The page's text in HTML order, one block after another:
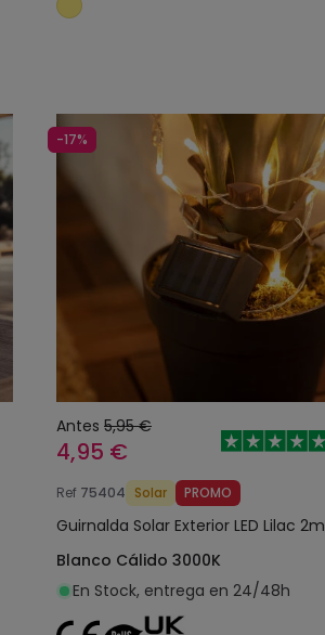
-17%
Antes 5,95 €
4,95 €
Ref 75404 Solar PROMO
Guirnalda Solar Exterior LED Lilac 2m
Blanco Cálido 3000K
En Stock, entrega en 24/48h